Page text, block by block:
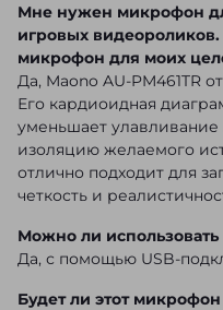
Мне нужен микрофон
игровых
микрофон для моих
Да, Maono AU-PM461TR
Его кардиоидная
уменьшает улавливание
изоляцию желаемого
отлично подходит для
четкость и
Можно ли
Да, с помощью USB-
Будет ли этот микрофон